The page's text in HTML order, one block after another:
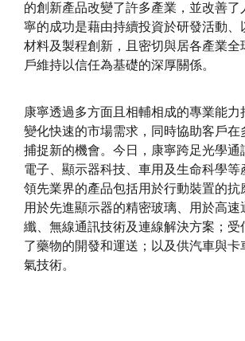
的創新產品改變了許多產業，並改善了
寧的成功是藉由持續投資於研發活動、
材料及製程創新，且密切與居各產業全
戶維持以信任為基礎的深厚關係。
康寧透過多方面且相輔相成的專業能力
變化快速的市場需求，同時協助客戶在
捕捉新的機會。今日，康寧跨足光學通
電子、顯示器科技、車用及生命科學等
領先業界的產品包括用於行動裝置的抗
用於先進顯示器的精密玻璃、用於高速
纖、無線通訊技術及連線解決方案；受
了藥物的開發和運送；以及供汽車與卡
氣技術。